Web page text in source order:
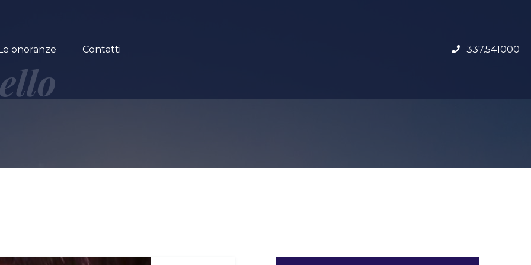
onoranze Contatti 337.541000